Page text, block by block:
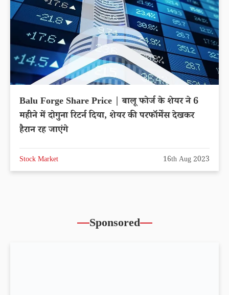
Balu Forge Share Price | बालू फोर्ज के शेयर ने 6
महीने में दोगुना रिटर्न दिया, शेयर की परफॉर्मेंस देखकर
हैरान रह जाएंगे
Stock Market 16th Aug 2023
Sponsored